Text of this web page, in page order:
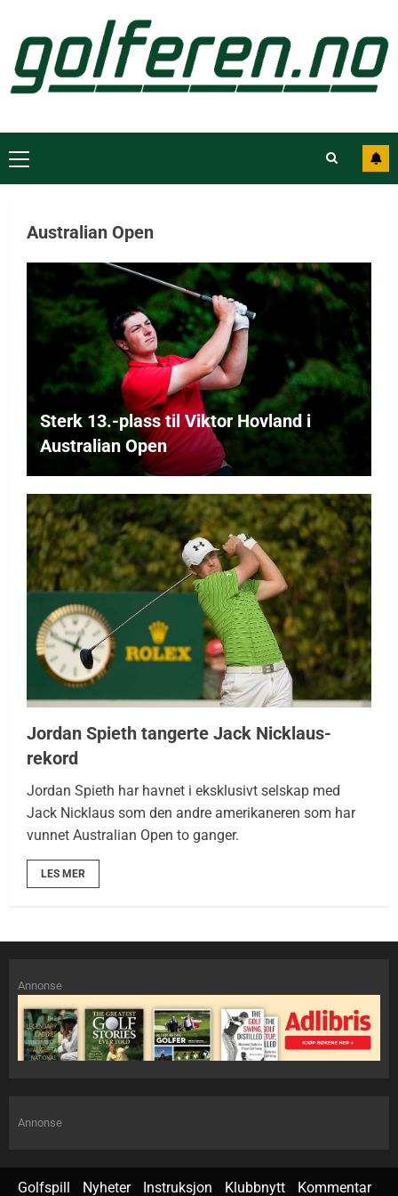
Australian Open
Sterk 13.-plass til Viktor Hovland i
Australian Open
Jordan Spieth tangerte Jack Nicklaus-
rekord
Jordan Spieth har havnet i eksklusivt selskap med
Jack Nicklaus som den andre amerikaneren som har
vunnet Australian Open to ganger.
LES MER
Annonse
Annonse
Golfspill Nyheter Instruksjon Klubbnytt Kommentar